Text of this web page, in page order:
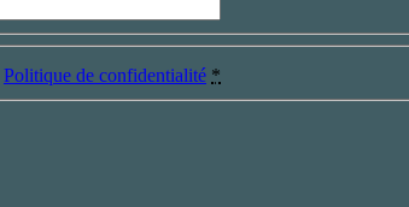
Politique de confidentialité *